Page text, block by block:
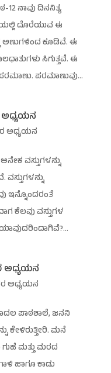
12 ನಾವು ದಿನನಿತ್ಯ
ದೊರೆಯುವ ಈ
ಅಣುಗಳಿಂದ ಕೂಡಿವೆ. ಈ
ಸಿಗುತ್ತವೆ. ಈ
ಪರಮಾಣುವು...
ಅಧ್ಯಯನ
ಅಧ್ಯಯನ
ವಸ್ತುಗಳನ್ನು
ವಸ್ತುಗಳನ್ನು
ಇನ್ನೊಂದರಂತೆ
ಕೆಲವು ವಸ್ತುಗಳ
ಯಾವುದರಿಂದಾಗಿವೆ?...
ಅಧ್ಯಯನ
ಅಧ್ಯಯನ
ಪಾಠಶಾಲೆ, ಜನನಿ
ಕೇಳಿರುತ್ತೀರಿ. ಮನೆ
ಮತ್ತು ಮರದ
ಹಾಗೂ ಕಾಡು